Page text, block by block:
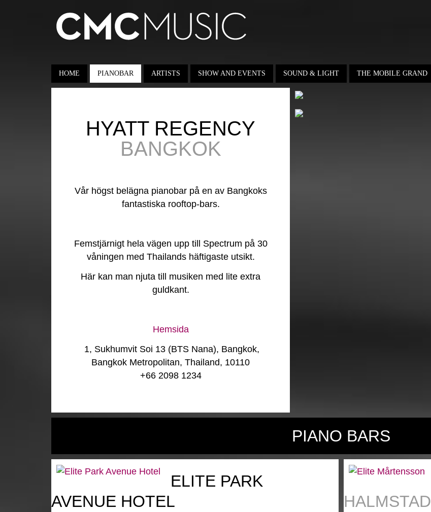
HOME PIANOBAR ARTISTS SHOW AND EVENTS SOUND & LIGHT THE MOBILE GRAND
HYATT REGENCY
BANGKOK
Vår högst belägna pianobar på en av Bangkoks
fantastiska rooftop-bars.
Femstjärnigt hela vägen upp till Spectrum på 30
våningen med Thailands häftigaste utsikt.
Här kan man njuta till musiken med lite extra
guldkant.
Hemsida
1, Sukhumvit Soi 13 (BTS Nana), Bangkok,
Bangkok Metropolitan, Thailand, 10110
+66 2098 1234
PIANO BARS
ELITE PARK
AVENUE HOTEL
HALMSTAD